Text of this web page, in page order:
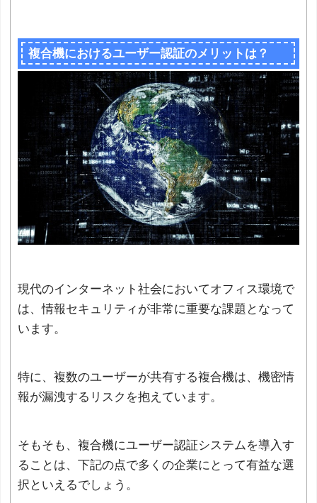
複合機におけるユーザー認証のメリットは？
現代のインターネット社会においてオフィス環境で
は、情報セキュリティが非常に重要な課題となって
います。
特に、複数のユーザーが共有する複合機は、機密情
報が漏洩するリスクを抱えています。
そもそも、複合機にユーザー認証システムを導入す
ることは、下記の点で多くの企業にとって有益な選
択といえるでしょう。